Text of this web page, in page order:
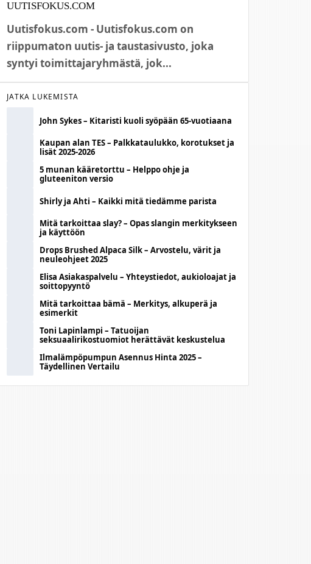
UUTISFOKUS.COM
Uutisfokus.com - Uutisfokus.com on
riippumaton uutis- ja taustasivusto, joka
syntyi toimittajaryhmästä, jok...
JATKA LUKEMISTA
John Sykes – Kitaristi kuoli syöpään 65-vuotiaana
Kaupan alan TES – Palkkataulukko, korotukset ja
lisät 2025-2026
5 munan kääretorttu – Helppo ohje ja
gluteeniton versio
Shirly ja Ahti – Kaikki mitä tiedämme parista
Mitä tarkoittaa slay? – Opas slangin merkitykseen
ja käyttöön
Drops Brushed Alpaca Silk – Arvostelu, värit ja
neuleohjeet 2025
Elisa Asiakaspalvelu – Yhteystiedot, aukioloajat ja
soittopyyntö
Mitä tarkoittaa bämä – Merkitys, alkuperä ja
esimerkit
Toni Lapinlampi – Tatuoijan
seksuaalirikostuomiot herättävät keskustelua
Ilmalämpöpumpun Asennus Hinta 2025 –
Täydellinen Vertailu